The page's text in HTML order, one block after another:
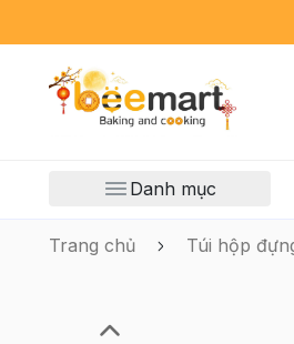
Danh mục
Trang chủ Túi hộp